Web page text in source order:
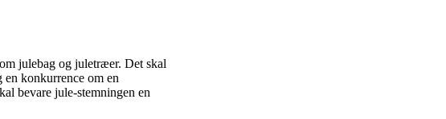
julebag og juletræer. Det skal
en konkurrence om en
bevare jule-stemningen en